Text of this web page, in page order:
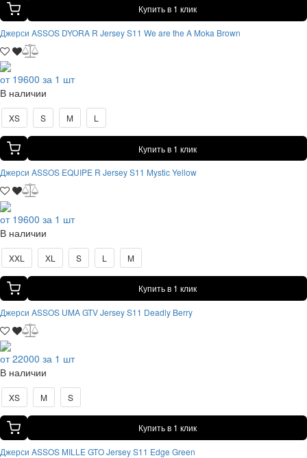
Купить в 1 клик
Джерси ASSOS DYORA R Jersey S11 We are the A Moka Brown
от 19600 за 1 шт
В наличии
XS S M L
Купить в 1 клик
Джерси ASSOS EQUIPE R Jersey S11 Mystic Yellow
от 19600 за 1 шт
В наличии
XXL XL S L M
Купить в 1 клик
Джерси ASSOS UMA GTV Jersey S11 Deadly Berry
от 22000 за 1 шт
В наличии
XS M S
Купить в 1 клик
Джерси ASSOS MILLE GTO Jersey S11 Edge Green